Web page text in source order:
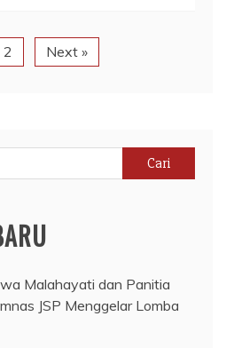
2 Next »
Malahayati dan Panitia
JSP Menggelar Lomba